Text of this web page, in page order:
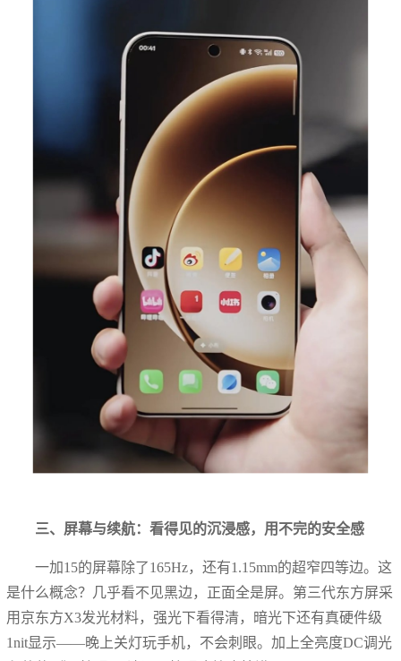
三、屏幕与续航：看得见的沉浸感，用不完的安全感
一加15的屏幕除了165Hz，还有1.15mm的超窄四等边。这
是什么概念？几乎看不见黑边，正面全是屏。第三代东方屏采
用京东方X3发光材料，强光下看得清，暗光下还有真硬件级
1nit显示——晚上关灯玩手机，不会刺眼。加上全亮度DC调光